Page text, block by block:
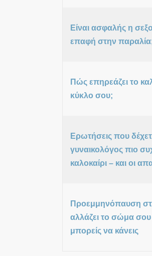
Είναι ασφαλής η
επαφή στην
Πώς επηρεάζει το
κύκλο σου;
Ερωτήσεις που
γυναικολόγος πιο
καλοκαίρι – και οι
Προεμμηνόπαυση
αλλάζει το σώμα σου
μπορείς να κάνεις